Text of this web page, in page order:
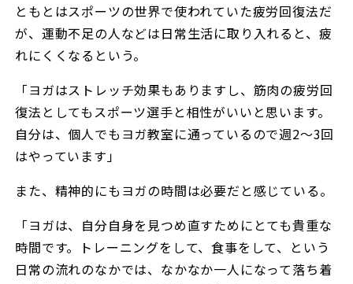
ともとはスポーツの世界で使われていた疲労回復法だ
が、運動不足の人などは日常生活に取り入れると、疲
れにくくなるという。
「ヨガはストレッチ効果もありますし、筋肉の疲労回
復法としてもスポーツ選手と相性がいいと思います。
自分は、個人でもヨガ教室に通っているので週2～3回
はやっています」
また、精神的にもヨガの時間は必要だと感じている。
「ヨガは、自分自身を見つめ直すためにとても貴重な
時間です。トレーニングをして、食事をして、という
日常の流れのなかでは、なかなか一人になって落ち着